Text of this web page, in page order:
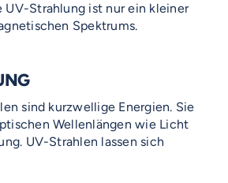
UV-Strahlung ist nur ein kleiner
Spektrums.
sind kurzwellige Energien. Sie
Wellenlängen wie Licht
UV-Strahlen lassen sich